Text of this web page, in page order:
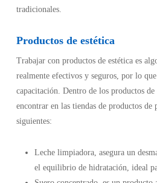
tradicionales.
Productos de estética
Trabajar con productos de estética es
realmente efectivos y seguros, por lo
capacitación. Dentro de los productos de
encontrar en las tiendas de productos de
siguientes:
Leche limpiadora, asegura un
el equilibrio de hidratación, ideal